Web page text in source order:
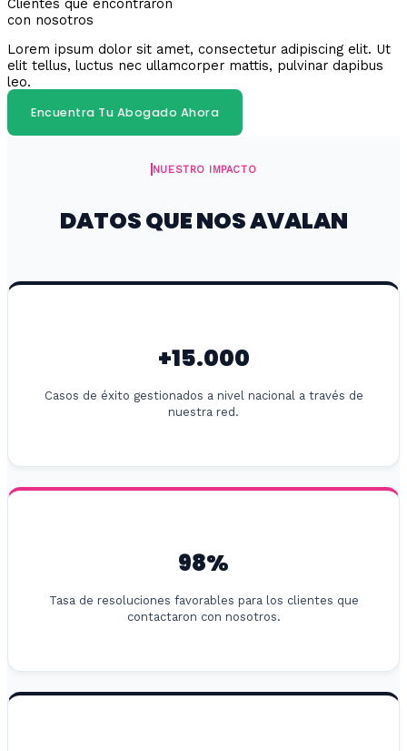
Clientes que encontraron
con nosotros
Lorem ipsum dolor sit amet, consectetur adipiscing elit. Ut
elit tellus, luctus nec ullamcorper mattis, pulvinar dapibus
leo.
Encuentra Tu Abogado Ahora
NUESTRO IMPACTO
DATOS QUE NOS AVALAN
+15.000
Casos de éxito gestionados a nivel nacional a través de
nuestra red.
98%
Tasa de resoluciones favorables para los clientes que
contactaron con nosotros.